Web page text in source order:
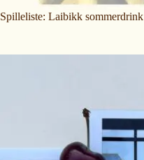
Spilleliste: Laibikk sommerdrink